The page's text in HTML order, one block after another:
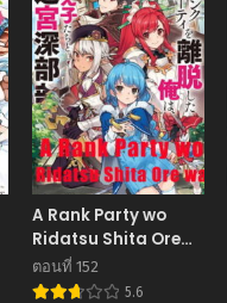
A Rank Party wo
Ridatsu Shita Ore
wa, Moto Oshiego
Tachi to Meikyuu
ตอนที่ 152
5.6